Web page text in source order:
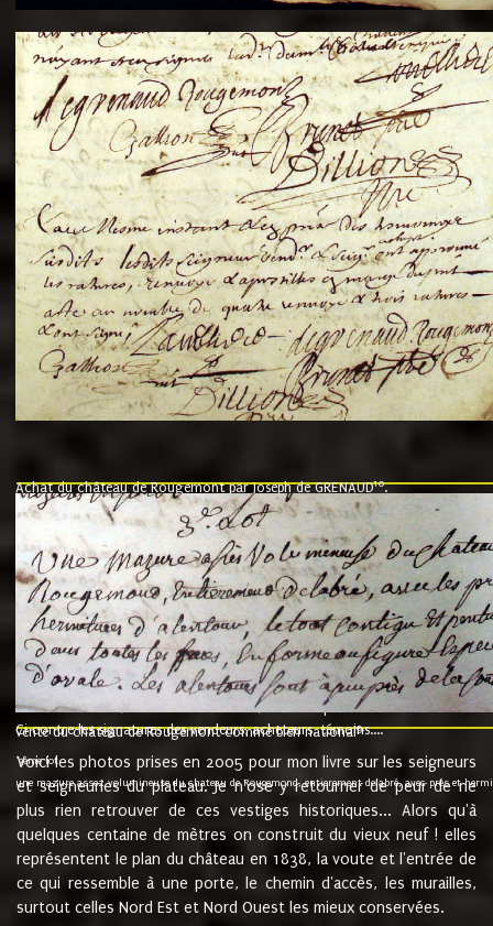
Achat du château de Rougemont par Joseph de GRENAUD10.
"l'an mil six cent soixante treze le ving neuvième jour du mois de
nommé fut présent Messire Claude Guillaume de Moyriat chevalier baron
vend, purement simplement et irrevocablement a monseigneur monsieur
et chavannes conseiller du roy au parlement de Bourgogne, present et
que le dit seigneur Baron de la Vellière a sur ses hommes, indivisables et
de la Velliere tout ainsi et comme le dit seigneur Baron et ses
présent......"
suivent les rentes, donation des terriers, etc... au prix de 880 livre louis
Ci contre les signatures des vendeurs, acheteurs, témoins....
vente du château de Rougemont comme bien national9.
"3ème lot
une mazure assez volumineuse du chateau de Rougemond, entierement delabré, avec près et
Voici les photos prises en 2005 pour mon livre sur les seigneurs
et seigneuries du plateau. Je n'ose y retourner de peur de ne
plus rien retrouver de ces vestiges historiques... Alors qu'à
quelques centaine de mètres on construit du vieux neuf ! elles
représentent le plan du château en 1838, la voute et l'entrée de
ce qui ressemble à une porte, le chemin d'accès, les murailles,
surtout celles Nord Est et Nord Ouest les mieux conservées.